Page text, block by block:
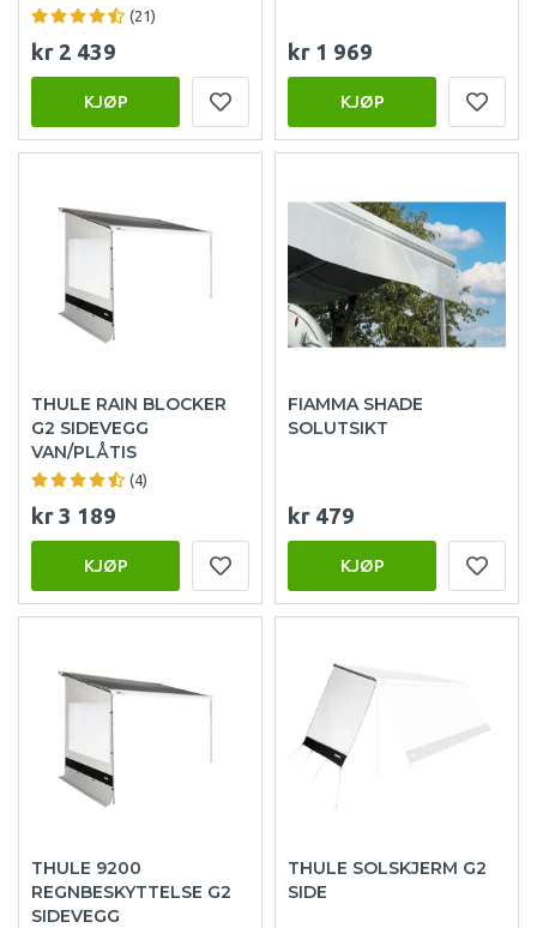
(21)
kr 2 439
KJØP
kr 1 969
KJØP
THULE RAIN BLOCKER
G2 SIDEVEGG
VAN/PLÅTIS
(4)
kr 3 189
KJØP
FIAMMA SHADE
SOLUTSIKT
kr 479
KJØP
THULE 9200
REGNBESKYTTELSE G2
SIDEVEGG
THULE SOLSKJERM G2
SIDE